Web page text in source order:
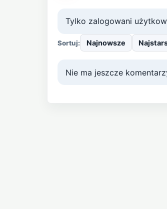
Tylko zalogowani
Sortuj: Najnowsze
Nie ma jeszcze